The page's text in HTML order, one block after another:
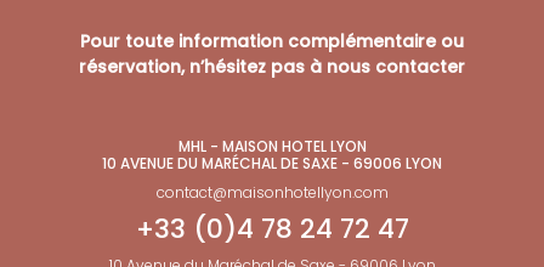
Pour toute information complémentaire ou
réservation, n’hésitez pas à nous contacter
MHL - MAISON HOTEL LYON
10 AVENUE DU MARÉCHAL DE SAXE - 69006 LYON
contact@maisonhotellyon.com
+33 (0)4 78 24 72 47